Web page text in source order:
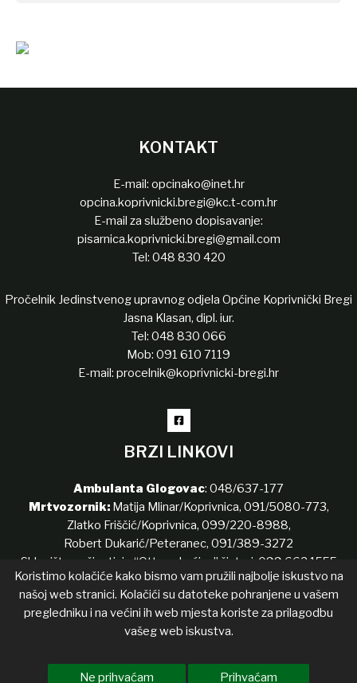
KONTAKT
E-mail: opcinako@inet.hr
opcina.koprivnicki.bregi@kc.t-com.hr
E-mail za službeno dopisavanje:
pisarnica.koprivnicki.bregi@gmail.com
Tel: 048 830 420
Pročelnik Jedinstvenog upravnog odjela Općine Koprivnički Bregi
Jasna Klasan, dipl. iur.
Tel: 048 830 066
Mob: 091 610 7119
E-mail: procelnik@koprivnicki-bregi.hr
BRZI LINKOVI
Ambulanta Glogovac: 048/637-177
Mrtvozornik:Matija Mlinar/Koprivnica, 091/5080-773,
Zlatko Friščić/Koprivnica, 099/220-8988,
Robert Dukarić/Peteranec, 091/389-3272
Sklonište za životinje “Ottova kućica” šinteri: 099 662 1555
Copyright © 2026 Koprivnički Bregi
List općine
Koristimo kolačiće kako bismo vam pružili najbolje iskustvo na
našoj web stranici. Kolačići su datoteke pohranjene u vašem
pregledniku i na većini ih web mjesta koriste za prilagodbu
vašeg web iskustva.
Ne prihvaćam Prihvaćam